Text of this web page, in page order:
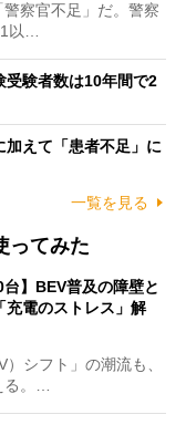
察官不足」だ。警察
以…
受験者数は10年間で2
加えて「患者不足」に
一覧を見る
ってみた
台】BEV普及の障壁と
充電のストレス」解
シフト」の潮流も、
。…